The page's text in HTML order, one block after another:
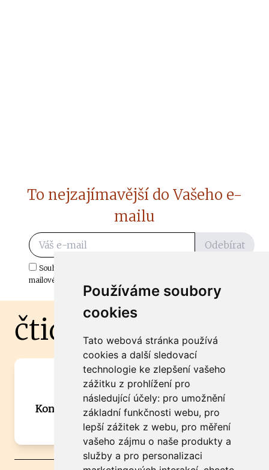
Používáme soubory
cookies
Tato webová stránka používá
cookies a další sledovací
technologie ke zlepšení vašeho
zážitku z prohlížení pro
následující účely: pro umožnění
základní funkčnosti webu, pro
lepší zážitek z webu, pro měření
vašeho zájmu o naše produkty a
služby a pro personalizaci
To nejzajímavější do Vašeho e-
mailu
Odebírat
Souhlasím s odběrem důležitých zpráv ze ČtiDoma.cz do mé e-
mailové schránky.
čtidoma.cz
Máte zajímavou informaci? Chcete
spolupracovat?
Kontaktujte šéfredaktora Martina Chalupu:
chalupa@ctidoma.cz